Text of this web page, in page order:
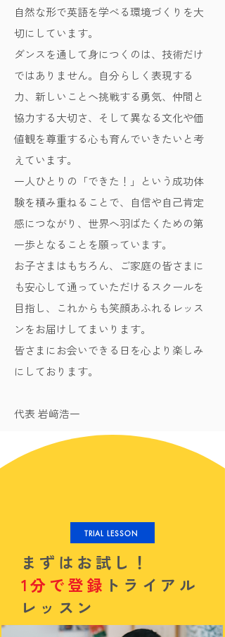
自然な形で英語を学べる環境づくりを大
切にしています。
ダンスを通して身につくのは、技術だけ
ではありません。自分らしく表現する
力、新しいことへ挑戦する勇気、仲間と
協力する大切さ、そして異なる文化や価
値観を尊重する心も育んでいきたいと考
えています。
一人ひとりの「できた！」という成功体
験を積み重ねることで、自信や自己肯定
感につながり、世界へ羽ばたくための第
一歩となることを願っています。
お子さまはもちろん、ご家庭の皆さまに
も安心して通っていただけるスクールを
目指し、これからも笑顔あふれるレッス
ンをお届けしてまいります。
皆さまにお会いできる日を心より楽しみ
にしております。
代表 岩﨑浩一
TRIAL LESSON
まずはお試し！
1分で登録 トライアル
レッスン